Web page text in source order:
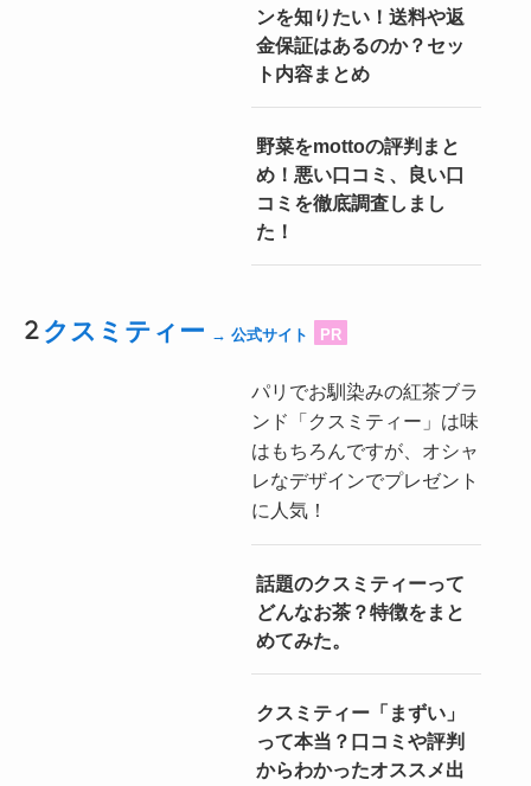
ンを知りたい！送料や返
金保証はあるのか？セッ
ト内容まとめ
野菜をmottoの評判まと
め！悪い口コミ、良い口
コミを徹底調査しまし
た！
クスミティー → 公式サイト PR
パリでお馴染みの紅茶ブラ
ンド「クスミティー」は味
はもちろんですが、オシャ
レなデザインでプレゼント
に人気！
話題のクスミティーって
どんなお茶？特徴をまと
めてみた。
クスミティー「まずい」
って本当？口コミや評判
からわかったオススメ出